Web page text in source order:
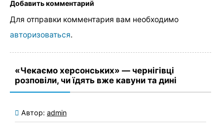
Добавить комментарий
Для отправки комментария вам необходимо
авторизоваться.
«Чекаємо херсонських» — чернігівці
розповіли, чи їдять вже кавуни та дині
Автор: admin